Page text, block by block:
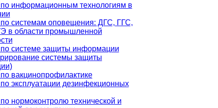
информационным технологиям в
системам оповещения: ДГС, ГГС,
в области промышленной
системе защиты информации
системы защиты
вакцинопрофилактике
эксплуатации дезинфекционных
нормоконтролю технической и